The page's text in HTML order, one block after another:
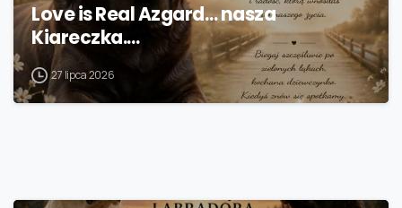
Love is Real Azgard… nasza
Kiareczka.…
27 lipca 2026